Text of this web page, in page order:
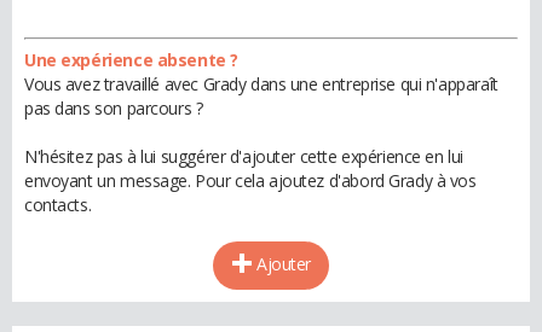
Une expérience absente ?
Vous avez travaillé avec Grady dans une entreprise qui n'apparaît
pas dans son parcours ?
N'hésitez pas à lui suggérer d'ajouter cette expérience en lui
envoyant un message. Pour cela ajoutez d'abord Grady à vos
contacts.
Ajouter